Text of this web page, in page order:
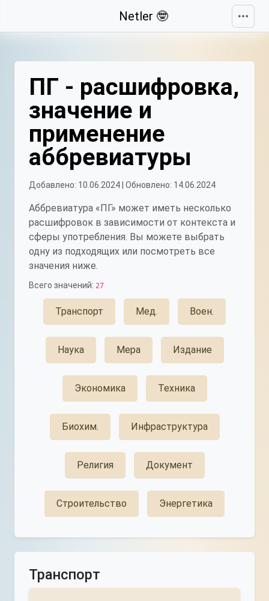
Netler 🤓
ПГ - расшифровка,
значение и
применение
аббревиатуры
Добавлено: 10.06.2024 | Обновлено: 14.06.2024
Аббревиатура «ПГ» может иметь несколько
расшифровок в зависимости от контекста и
сферы употребления. Вы можете выбрать
одну из подходящих или посмотреть все
значения ниже.
Всего значений: 27
Транспорт Мед. Воен.
Наука Мера Издание
Экономика Техника
Биохим. Инфраструктура
Религия Документ
Строительство Энергетика
Транспорт